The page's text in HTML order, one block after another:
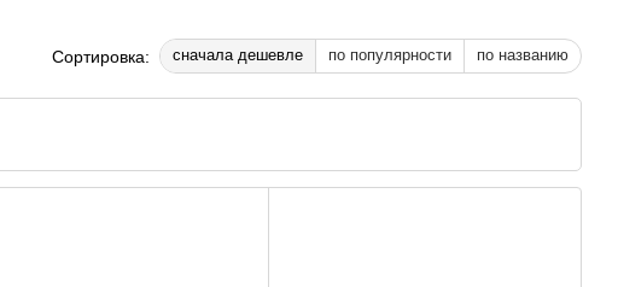
Сортировка: сначала дешевле по популярности по названию